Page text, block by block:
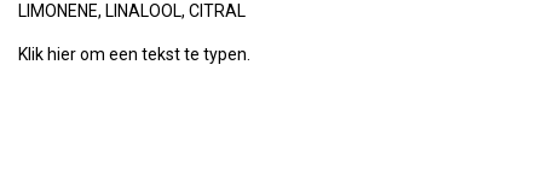
LIMONENE, LINALOOL, CITRAL
Klik hier om een tekst te typen.